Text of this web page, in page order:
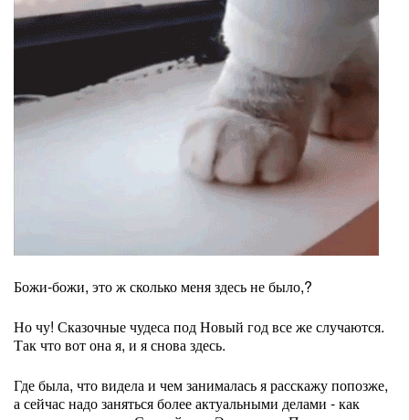
Божи-божи, это ж сколько меня здесь не было,?
Но чу! Сказочные чудеса под Новый год все же случаются.
Так что вот она я, и я снова здесь.
Где была, что видела и чем занималась я расскажу попозже,
а сейчас надо заняться более актуальными делами - как